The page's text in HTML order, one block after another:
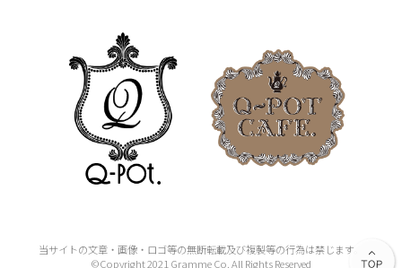
当サイトの文章・画像・ロゴ等の無断転載及び複製等の行為は禁じます。
©Copyright 2021 Gramme Co. All Rights Reserved